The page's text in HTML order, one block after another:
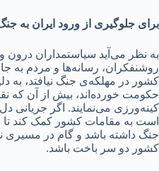
برای جلوگیری از ورود ایران به
به نظر می‌آید سیاستمداران درون
روشنفکران، رسانه‌ها و مردم به
کشور در مهلکه‌ی جنگ نیافتد، به
حکومت خورده‌اند، بیش از آن که
کینه‌ورزی می‌نمایند. اگر جریانی
است به مقامات کشور کمک کند تا
جنگ داشته باشد و گام در مسیری
کشور دو سر باخت باشد.